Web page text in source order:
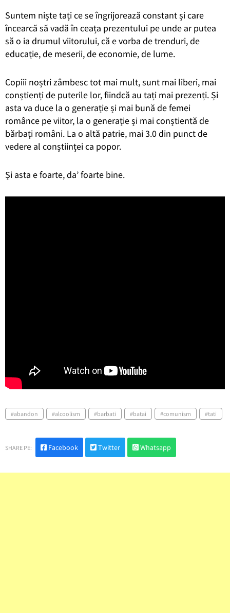
Suntem niște tați ce se îngrijorează constant și care
încearcă să vadă în ceața prezentului pe unde ar putea
să o ia drumul viitorului, că e vorba de trenduri, de
educație, de meserii, de economie, de lume.
Copiii noștri zâmbesc tot mai mult, sunt mai liberi, mai
conștienți de puterile lor, fiindcă au tați mai prezenți. Și
asta va duce la o generație și mai bună de femei
românce pe viitor, la o generație și mai conștientă de
bărbați români. La o altă patrie, mai 3.0 din punct de
vedere al conștiinței ca popor.
Și asta e foarte, da’ foarte bine.
abandon alcoolism barbati batai comunism tati
SHARE PE: Facebook Twitter Whatsapp